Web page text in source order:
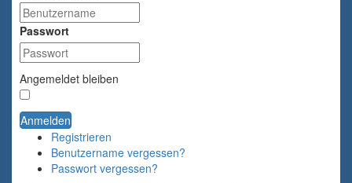
Passwort
Angemeldet bleiben
Anmelden
Registrieren
Benutzername vergessen?
Passwort vergessen?